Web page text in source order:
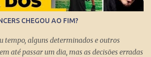
CHEGOU AO FIM?
tempo, alguns determinados e outros
até passar um dia, mas as decisões erradas